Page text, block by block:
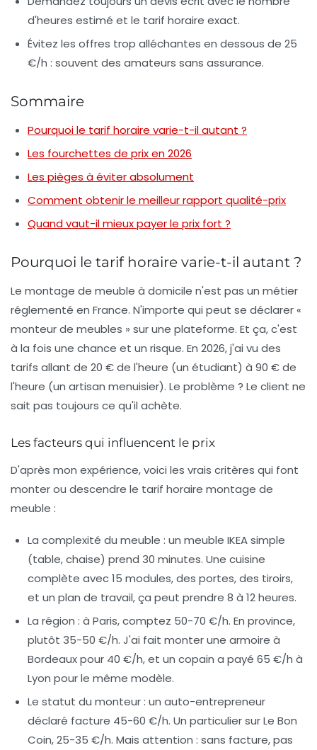
d'heures estimé et le tarif horaire exact.
Évitez les offres trop alléchantes en dessous de 25
€/h : souvent des amateurs sans assurance.
Sommaire
Pourquoi le tarif horaire varie-t-il autant ?
Les fourchettes de prix en 2026
Les pièges à éviter absolument
Comment obtenir le meilleur rapport qualité-prix
Quand vaut-il mieux payer le prix fort ?
Pourquoi le tarif horaire varie-t-il autant ?
Le montage de meuble à domicile n'est pas un métier
réglementé en France. N'importe qui peut se déclarer «
monteur de meubles » sur une plateforme. Et ça, c'est
à la fois une chance et un risque. En 2026, j'ai vu des
tarifs allant de 20 € de l'heure (un étudiant) à 90 € de
l'heure (un artisan menuisier). Le problème ? Le client ne
sait pas toujours ce qu'il achète.
Les facteurs qui influencent le prix
D'après mon expérience, voici les vrais critères qui font
monter ou descendre le tarif horaire montage de
meuble :
La complexité du meuble : un meuble IKEA simple
(table, chaise) prend 30 minutes. Une cuisine
complète avec 15 modules, des portes, des tiroirs,
et un plan de travail, ça peut prendre 8 à 12 heures.
La région : à Paris, comptez 50-70 €/h. En province,
plutôt 35-50 €/h. J'ai fait monter une armoire à
Bordeaux pour 40 €/h, et un copain a payé 65 €/h à
Lyon pour le même modèle.
Le statut du monteur: un auto-entrepreneur
déclaré facture 45-60 €/h. Un particulier sur Le Bon
Coin, 25-35 €/h. Mais attention : sans facture, pas